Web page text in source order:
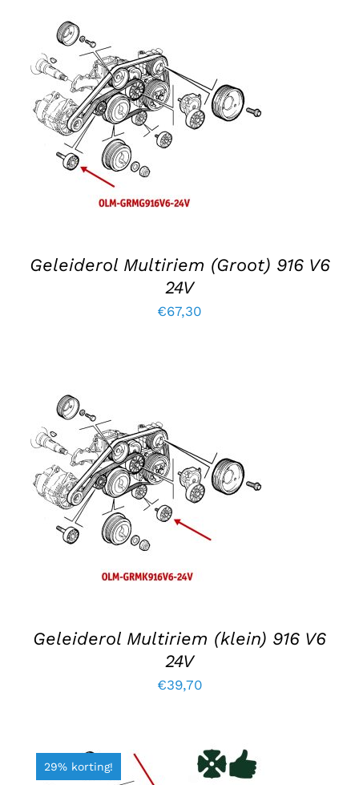
TOEVOEGEN AAN WINKELWAGEN
/
DETAILS
Geleiderol Multiriem (Groot) 916 V6
24V
€67,30
TOEVOEGEN AAN WINKELWAGEN
/
DETAILS
Geleiderol Multiriem (klein) 916 V6
24V
€39,70
29% korting!